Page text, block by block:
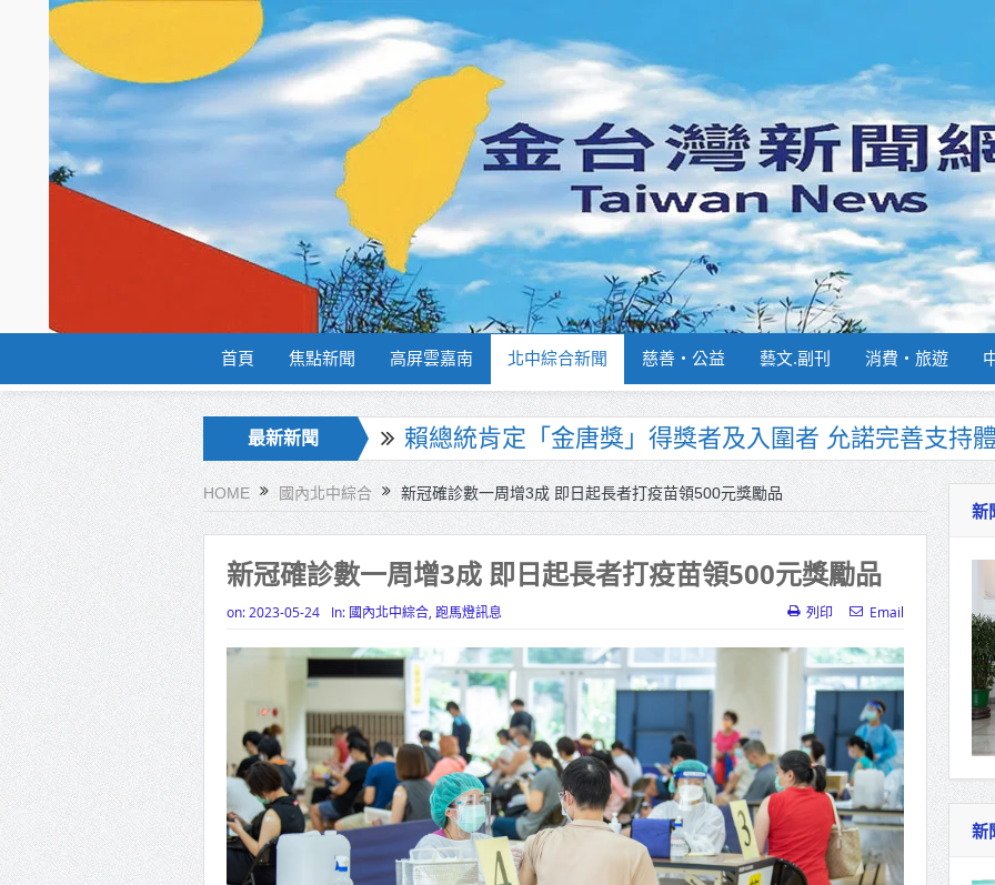
首頁 焦點新聞 高屏雲嘉南 北中綜合新聞 慈善‧公益 藝文.副刊 消費‧旅遊
最新新聞
海巡署南部分署主官大換血 蔡順元勉提升巡防戰力
北市鮮奶週報再升級！8月31日補助擴大至國中生
雙北合作里程碑！萬大線動態測試 侯友宜蔣萬安攜手
高齡健康產業博覽會8/7盛大登場 新北形象館亮相
打鐵厝北側產業園區產業設施公共動土創造千個就業
高雄「三民運動中心」市長陳其邁、運動部長李洋各
揭幕
高雄東照山關帝廟全國國中小學書法比賽 圓滿落幕
賴清德總統主持將官晉任 期勉精進不對稱戰力
蔣萬安再拋出「倒閣說」 喊推陳其邁組閣
賴總統肯定「金唐獎」得獎者及入圍者 允諾完善支持
HOME 國內北中綜合 新冠確診數一周增3成 即日起長者打疫苗領500元獎勵品
新冠確診數一周增3成 即日起長者打疫苗領500元獎勵品
on: 2023-05-24 In: 國內北中綜合 跑馬燈訊息 列印 Email
新
新